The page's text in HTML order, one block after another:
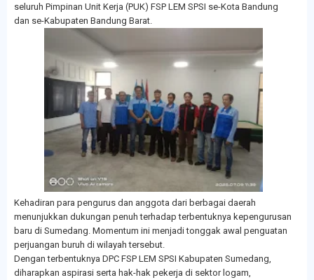
seluruh Pimpinan Unit Kerja (PUK) FSP LEM SPSI se-Kota Bandung
dan se-Kabupaten Bandung Barat.
Kehadiran para pengurus dan anggota dari berbagai daerah
menunjukkan dukungan penuh terhadap terbentuknya kepengurusan
baru di Sumedang. Momentum ini menjadi tonggak awal penguatan
perjuangan buruh di wilayah tersebut.
Dengan terbentuknya DPC FSP LEM SPSI Kabupaten Sumedang,
diharapkan aspirasi serta hak-hak pekerja di sektor logam,